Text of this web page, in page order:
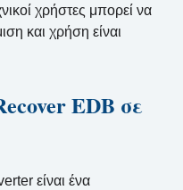
χρήστες μπορεί να
και χρήση είναι
EDB σε
είναι ένα